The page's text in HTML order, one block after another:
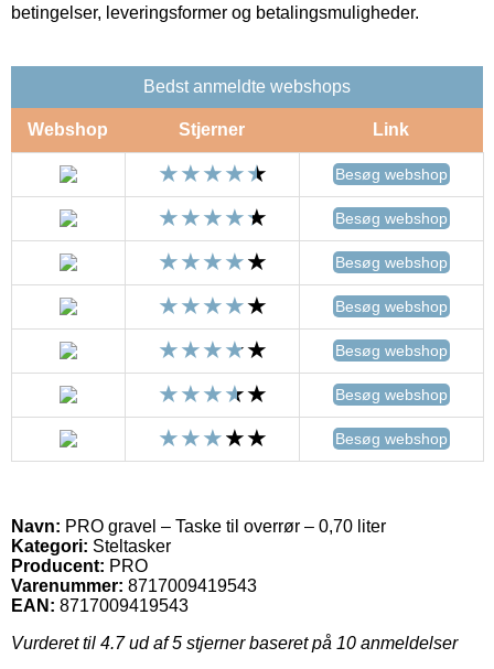
betingelser, leveringsformer og betalingsmuligheder.
Bedst anmeldte webshops
Webshop Stjerner Link
Besøg webshop
Besøg webshop
Besøg webshop
Besøg webshop
Besøg webshop
Besøg webshop
Besøg webshop
Navn: PRO gravel – Taske til overrør – 0,70 liter
Kategori: Steltasker
Producent: PRO
Varenummer: 8717009419543
EAN: 8717009419543
Vurderet til 4.7ud af 5 stjerner baseret på 10 anmeldelser